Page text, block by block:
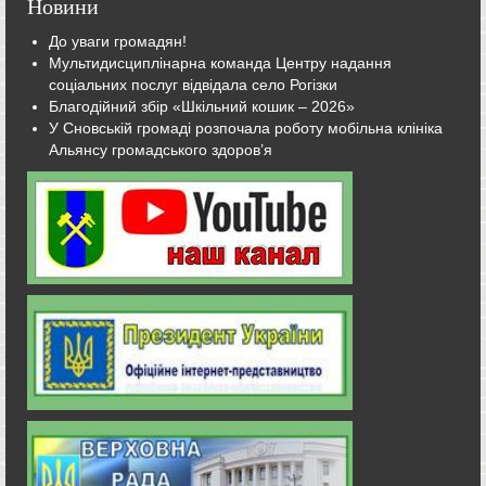
Новини
До уваги громадян!
Мультидисциплінарна команда Центру надання
соціальних послуг відвідала село Рогізки
Благодійний збір «Шкільний кошик – 2026»
У Сновській громаді розпочала роботу мобільна клініка
Альянсу громадського здоров’я